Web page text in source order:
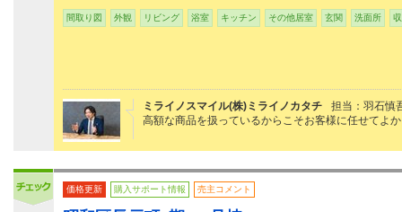
間取り図 外観 リビング 浴室 キッチン その他居室 玄関 洗面所
ミライノスマイル(株)ミライノカタチ
担当：羽石慎
高額な商品を扱っているからこそお客様に任せてよ
価格更新 購入サポート情報 売主コメント